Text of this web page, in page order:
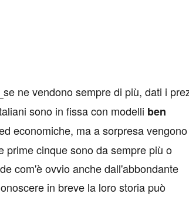
se ne vendono sempre di più, dati i
sono in fissa con modelli ben
economiche, ma a sorpresa vengono
prime cinque sono da sempre più o
com'è ovvio anche dall'abbondante
in breve la loro storia può